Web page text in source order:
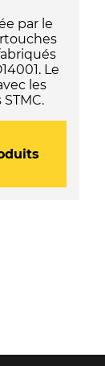
par le
Le
les